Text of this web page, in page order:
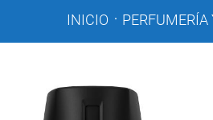
INICIO . PERFUMERÍA